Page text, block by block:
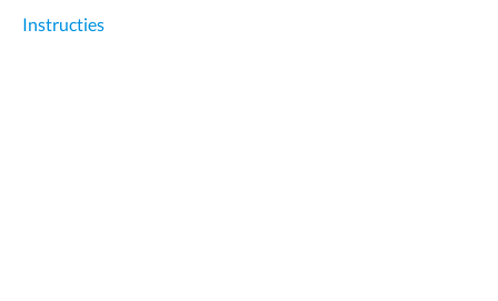
Instructies